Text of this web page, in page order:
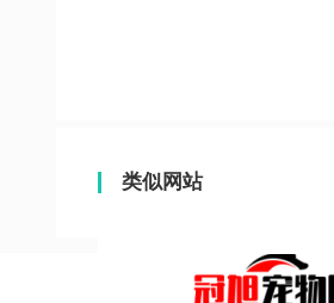
类似网站